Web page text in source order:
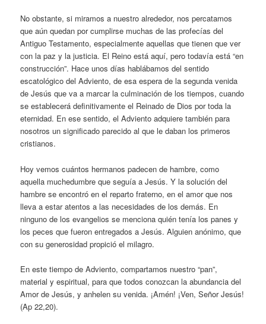
No obstante, si miramos a nuestro alrededor, nos percatamos
que aún quedan por cumplirse muchas de las profecías del
Antiguo Testamento, especialmente aquellas que tienen que ver
con la paz y la justicia. El Reino está aquí, pero todavía está “en
construcción”. Hace unos días hablábamos del sentido
escatológico del Adviento, de esa espera de la segunda venida
de Jesús que va a marcar la culminación de los tiempos, cuando
se establecerá definitivamente el Reinado de Dios por toda la
eternidad. En ese sentido, el Adviento adquiere también para
nosotros un significado parecido al que le daban los primeros
cristianos.
Hoy vemos cuántos hermanos padecen de hambre, como
aquella muchedumbre que seguía a Jesús. Y la solución del
hambre se encontró en el reparto fraterno, en el amor que nos
lleva a estar atentos a las necesidades de los demás. En
ninguno de los evangelios se menciona quién tenía los panes y
los peces que fueron entregados a Jesús. Alguien anónimo, que
con su generosidad propició el milagro.
En este tiempo de Adviento, compartamos nuestro “pan”,
material y espiritual, para que todos conozcan la abundancia del
Amor de Jesús, y anhelen su venida. ¡Amén! ¡Ven, Señor Jesús!
(Ap 22,20).